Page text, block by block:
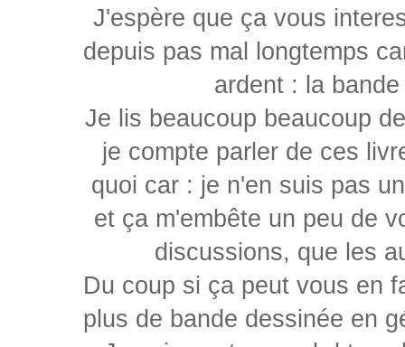
J'espère que ça vous
depuis pas mal longtemps
ardent : la
Je lis beaucoup beaucoup
je compte parler de ces
quoi car : je n'en suis pas
et ça m'embête un peu de
discussions, que les
Du coup si ça peut vous en
plus de bande dessinée en